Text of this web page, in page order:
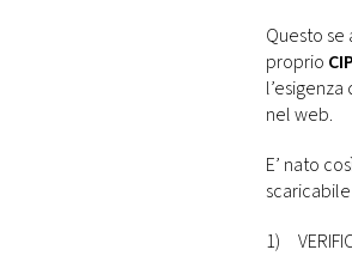
Questo
proprio
nel web.
E’ nato
1)